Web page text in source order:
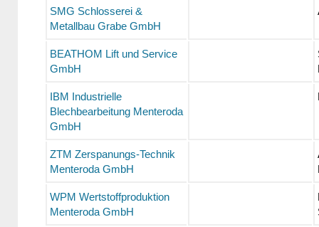
SMG Schlosserei &
Metallbau Grabe GmbH
BEATHOM Lift und Service
GmbH
IBM Industrielle
Blechbearbeitung Menteroda
GmbH
ZTM Zerspanungs-Technik
Menteroda GmbH
WPM Wertstoffproduktion
Menteroda GmbH